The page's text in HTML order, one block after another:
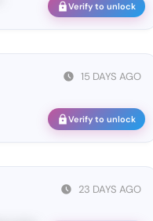
Verify to unlock
15 DAYS AGO
Verify to unlock
23 DAYS AGO